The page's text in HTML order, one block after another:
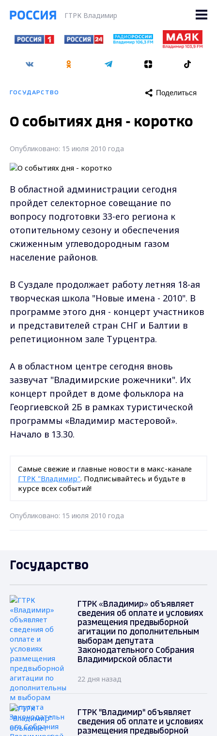
ГТРК Владимир
ГОСУДАРСТВО Поделиться
О событиях дня - коротко
Опубликовано: 15 июля 2010 года
В областной администрации сегодня
пройдет селекторное совещание по
вопросу подготовки 33-его региона к
отопительному сезону и обеспечения
сжиженным углеводородным газом
население районов.
В Суздале продолжает работу летняя 18-ая
творческая школа "Новые имена - 2010". В
программе этого дня - концерт участников
и представителей стран СНГ и Балтии в
репетиционном зале Турцентра.
А в областном центре сегодня вновь
зазвучат "Владимирские рожечники". Их
концерт пройдет в доме фольклора на
Георгиевской 2Б в рамках туристической
программы «Владимир мастеровой».
Начало в 13.30.
Самые свежие и главные новости в макс-канале
ГТРК "Владимир". Подписывайтесь и будьте в
курсе всех событий!
Опубликовано: 15 июля 2010 года
Государство
ГТРК «Владимир» объявляет
сведения об оплате и условиях
размещения предвыборной
агитации по дополнительным
выборам депутата
Законодательного Собрания
Владимирской области
22 дня назад
ГТРК "Владимир" объявляет
сведения об оплате и условиях
размещения предвыборной